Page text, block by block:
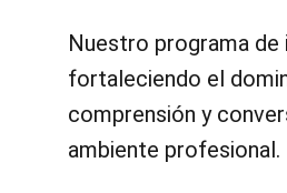
Nuestro programa
fortaleciendo el
comprensión y
ambiente profesional.